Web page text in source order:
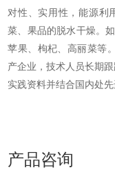
对性、实用性，能源利
菜、果品的脱水干燥。
苹果、枸杞、高丽菜等
产企业，技术人员长期
实践资料并结合国内处
产品咨询